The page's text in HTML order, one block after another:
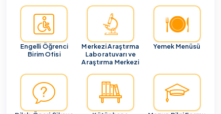
Engelli Öğrenci
Birim Ofisi
Merkezi Araştırma
Laboratuvarı ve
Araştırma Merkezi
Yemek Menüsü